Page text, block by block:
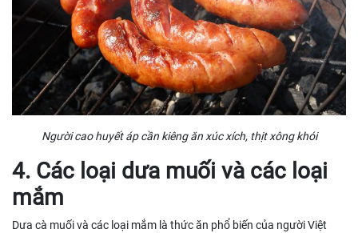
Người cao huyết áp cần kiêng ăn xúc xích, thịt xông khói
4. Các loại dưa muối và các loại
mắm
Dưa cà muối và các loại mắm là thức ăn phổ biến của người Việt